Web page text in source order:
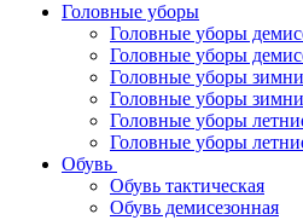
Головные уборы
Головные уборы
Головные уборы
Головные уборы
Головные уборы
Головные уборы
Головные уборы
Обувь
Обувь тактическая
Обувь демисезонная